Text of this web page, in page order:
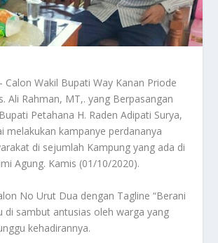
Calon Wakil Bupati Way Kanan Priode
Ali Rahman, MT,. yang Berpasangan
Petahana H. Raden Adipati Surya,
melakukan kampanye perdananya
di sejumlah Kampung yang ada di
Agung. Kamis (01/10/2020).
No Urut Dua dengan Tagline “Berani
di sambut antusias oleh warga yang
kehadirannya.